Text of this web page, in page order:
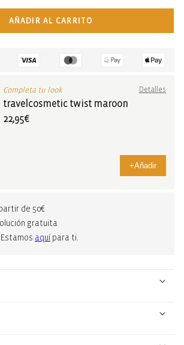
AÑADIR AL CARRITO
Completa tu look Detalles
travelcosmetic twist maroon
22,95€
+Añadir
de 50€
gratuita
Estamos aquí para ti.